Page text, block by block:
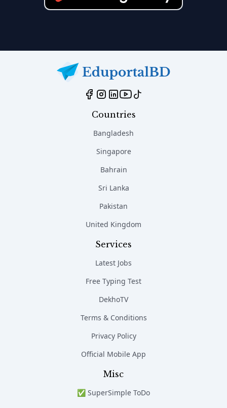
Countries
Bangladesh
Singapore
Bahrain
Sri Lanka
Pakistan
United Kingdom
Services
Latest Jobs
Free Typing Test
DekhoTV
Terms & Conditions
Privacy Policy
Official Mobile App
Misc
✅ SuperSimple ToDo